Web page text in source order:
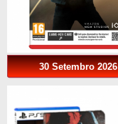
30 Setembro 2026